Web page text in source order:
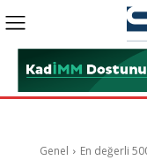
Genel En değerli